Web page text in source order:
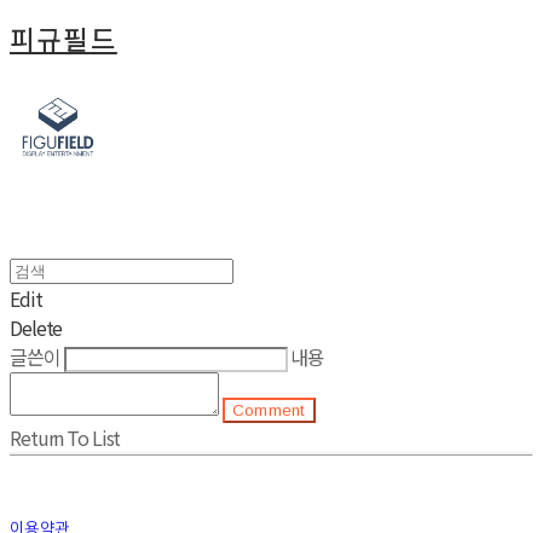
피규필드
Edit
Delete
글쓴이
내용
Comment
Return To List
이용약관